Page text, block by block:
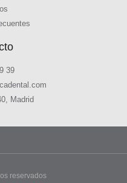
39
Madrid
reservados